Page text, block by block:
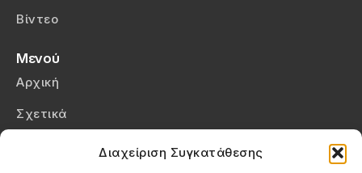
Διαχείριση Συγκατάθεσης
Βίντεο
Μενού
Αρχική
Σχετικά